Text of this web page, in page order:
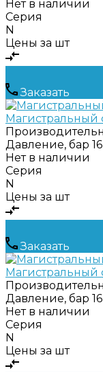
Нет в наличии
Серия
N
Цены за шт
Заказать
Магистральный
Давление, бар 16
Нет в наличии
Серия
N
Цены за шт
Заказать
Магистральный
Давление, бар 16
Нет в наличии
Серия
N
Цены за шт